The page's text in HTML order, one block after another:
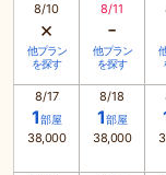
8/10
×
他プラン
を探す
8/11
-
他プラン
を探す
8/17
1部屋
38,000
8/18
1部屋
38,000